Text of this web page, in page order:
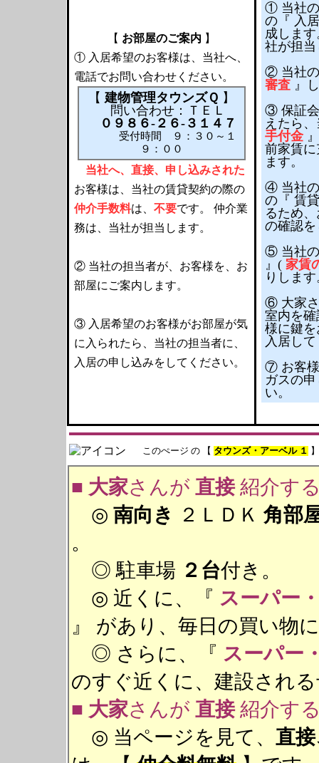
【 お部屋のご案内 】
① 入居希望のお客様は、当社へ、
電話でお問い合わせください。
【 建物管理タウンズＱ 】
問い合わせ：ＴＥＬ
０９８６-２６-３１４７
受付時間 ９：３０～１
９：００
当社へ、直接、申し込みされた
お客様は、当社の賃貸契約の際の
仲介手数料は、 不要です。
仲介業
務は、当社が担当します。
② 当社の担当者が、お客様を、お
部屋にご案内します。
③ 入居希望のお客様がお部屋が気
に入られたら、当社の担当者に、
入居の申し込みをしてください。
① 当社
の『 入
成しま
社が担
② 当社
審査 』
③ 保証
えたら
手付金
前家賃
ます。
④ 当社
の『 賃
るため
の確認
⑤ 当社
』( 家賃
りしま
⑥ 大家
室内を
様に鍵
入居し
⑦ お客
ガスの
い。
このぺージ の 【 タウンズ・アーベル １
■ 大家さんが 直接紹介す
◎ 南向き ２ＬＤＫ 角部
。
◎ 駐車場 ２台付き。
◎ 近くに、『 スーパー
』 があり、毎日の買い物
◎ さらに、『 スーパー
のすぐ近くに、建設され
■ 大家さんが 直接紹介す
◎ 当ページを見て、 直